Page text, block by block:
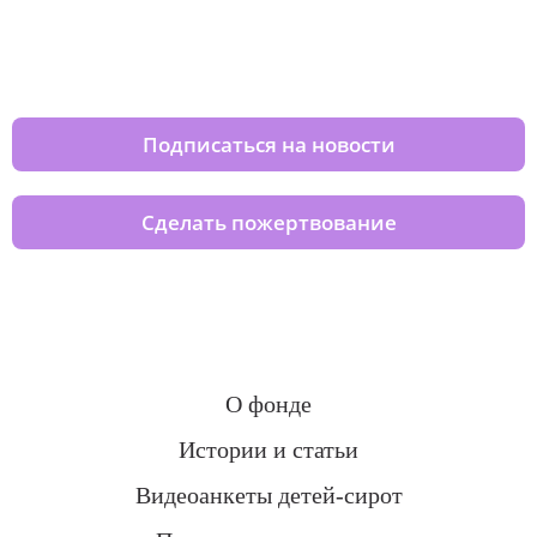
Подписаться на новости
Сделать пожертвование
О фонде
Истории и статьи
Видеоанкеты детей-сирот